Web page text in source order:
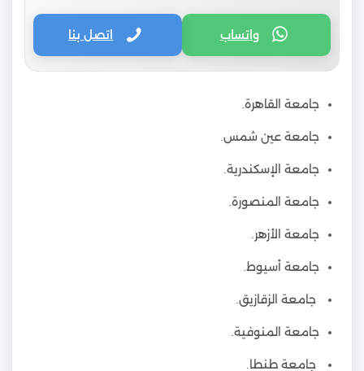
واتساب اتصل بنا
جامعة القاهرة.
جامعة عين شمس.
جامعة الإسكندرية.
جامعة المنصورة.
جامعة الأزهر.
جامعة أسيوط.
جامعة الزقازيق.
جامعة المنوفية.
جامعة طنطا.